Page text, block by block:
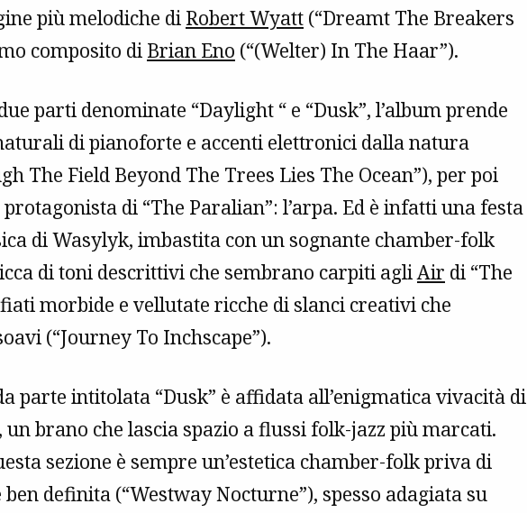
più melodiche di Robert Wyatt (“Dreamt The Breakers
composito di Brian Eno (“(Welter) In The Haar”).
parti denominate “Daylight “ e “Dusk”, l’album prende
di pianoforte e accenti elettronici dalla natura
The Field Beyond The Trees Lies The Ocean”), per poi
di “The Paralian”: l’arpa. Ed è infatti una festa
di Wasylyk, imbastita con un sognante chamber-folk
di toni descrittivi che sembrano carpiti agliAir di “The
morbide e vellutate ricche di slanci creativi che
(“Journey To Inchscape”).
parte intitolata “Dusk” è affidata all’enigmatica vivacità di
un brano che lascia spazio a flussi folk-jazz più marcati.
sezione è sempre un’estetica chamber-folk priva di
definita (“Westway Nocturne”), spesso adagiata su